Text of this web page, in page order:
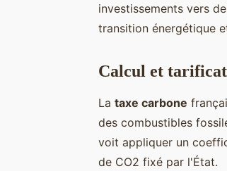
investissements vers
transition énergétique
Calcul et
La taxe carbone
des combustibles
voit appliquer un
de CO2 fixé par l'État.